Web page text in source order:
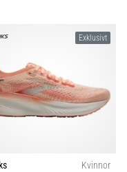
Exklusivt
Kvinnor